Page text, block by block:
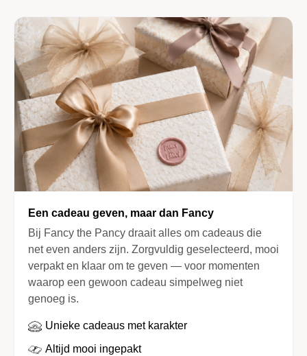
Een cadeau geven, maar dan Fancy
Bij Fancy the Pancy draait alles om cadeaus die
net even anders zijn. Zorgvuldig geselecteerd, mooi
verpakt en klaar om te geven — voor momenten
waarop een gewoon cadeau simpelweg niet
genoeg is.
Unieke cadeaus met karakter
Altijd mooi ingepakt